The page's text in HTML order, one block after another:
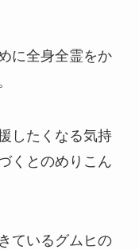
に全身全霊をか
したくなる気持
くとのめりこん
ているグムヒの